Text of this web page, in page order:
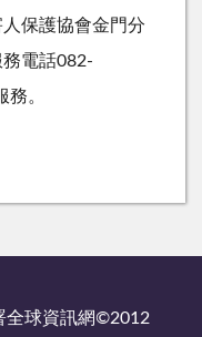
保護協會金門分
電話082-
。
全球資訊網©2012